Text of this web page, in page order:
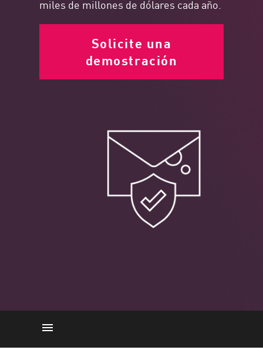
miles de millones de dólares cada año.
Solicite una
demostración